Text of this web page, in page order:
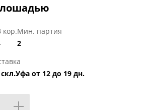
кор.Мин. партия
2
от 12 до 19 дн.